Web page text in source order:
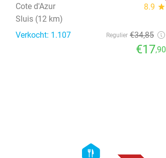
Cote d'Azur 8.9 star
Sluis (12 km)
Verkocht: 1.107
Regulier €34,85
€17,90
hexagon
food